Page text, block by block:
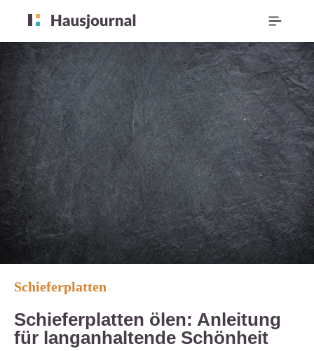
Schieferplatten
Schieferplatten ölen: Anleitung
für langanhaltende Schönheit